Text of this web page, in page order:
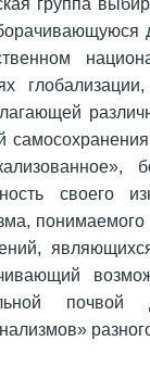
своего
почвой